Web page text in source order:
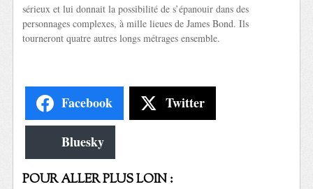
sérieux et lui donnait la possibilité de s’épanouir dans des
personnages complexes, à mille lieues de James Bond. Ils
tourneront quatre autres longs métrages ensemble.
Facebook Twitter
Bluesky
POUR ALLER PLUS LOIN :